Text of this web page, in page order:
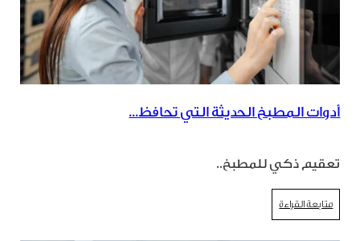
أدوات المطبخ الحديثة التي تحافظ...
تعقيم ذكي للمطبخ..
متابعة القراءة